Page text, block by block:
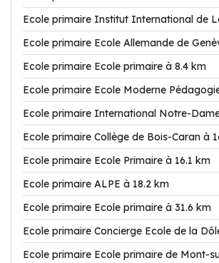
Ecole primaire Institut International de
Ecole primaire Ecole Allemande de
Ecole primaire Ecole primaire à 8.4 km
Ecole primaire Ecole Moderne
Ecole primaire International Notre-
Ecole primaire Collège de Bois-Caran à
Ecole primaire Ecole Primaire à 16.1 km
Ecole primaire ALPE à 18.2 km
Ecole primaire Ecole primaire à 31.6 km
Ecole primaire Concierge Ecole de la
Ecole primaire Ecole primaire de Mont-